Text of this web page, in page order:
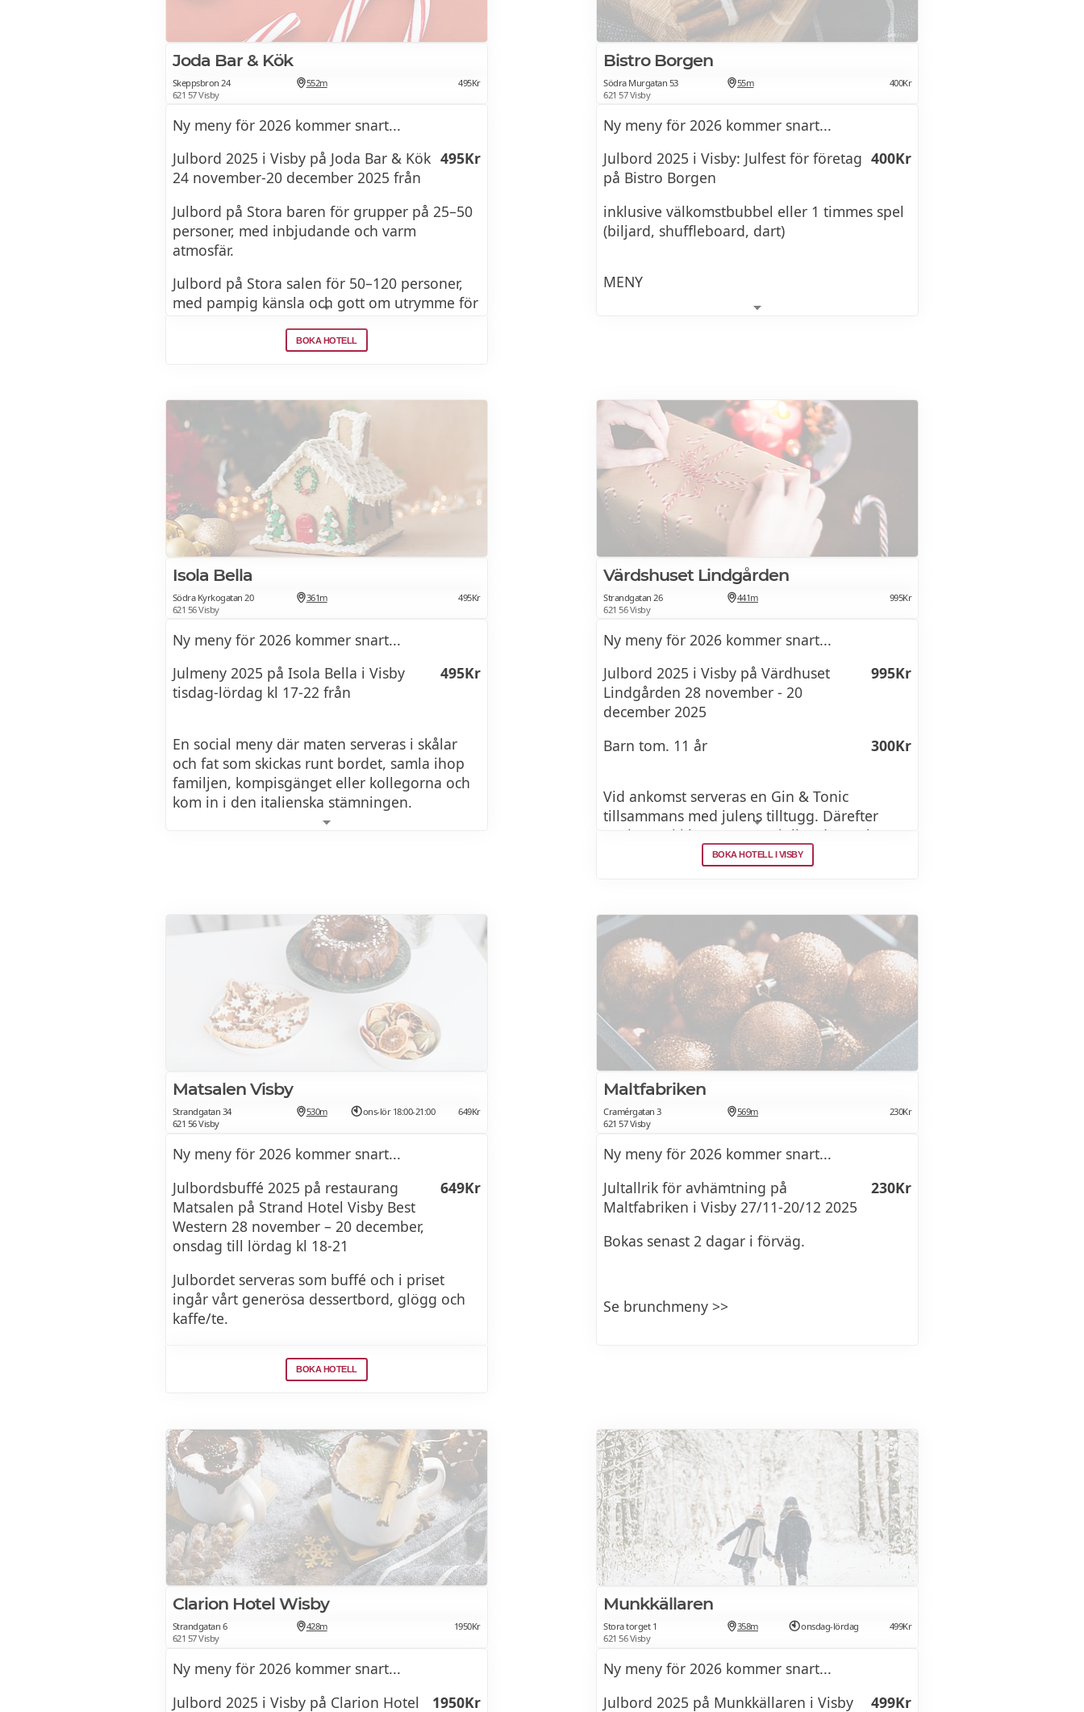
Joda Bar & Kök
Skeppsbron 24
621 57 Visby
552m 495Kr
Ny meny för 2026 kommer snart...
Julbord 2025 i Visby på Joda Bar & Kök
24 november-20 december 2025 från
495Kr
Julbord på Stora baren för grupper på 25–50
personer, med inbjudande och varm
atmosfär.
Julbord på Stora salen för 50–120 personer,
med pampig känsla och gott om utrymme för
Kvällen börjar med glöggmingel på vår
innergård, där eldkorgar och värmare skapar
julstämning, och fortsätter med klassiska
favoriter, gotländska delikatesser och ett
generöst gottebord fyllt av julens sötsaker.
BOKA HOTELL
Bistro Borgen
Södra Murgatan 53
621 57 Visby
55m 400Kr
Ny meny för 2026 kommer snart...
Julbord 2025 i Visby: Julfest för företag
på Bistro Borgen
400Kr
inklusive välkomstbubbel eller 1 timmes spel
(biljard, shuffleboard, dart)
MENY
Vegetarisk Toast Skagen
Fläskytterfilé med glöggkryddad rödvinssås,
kallslagen bearnaise & potatisbakelse
Ugnsbakad rotselleri med glöggkryddad sky,
kallslagen bearnaise & potatisbakelse
Glöggtiramisu
Isola Bella
Södra Kyrkogatan 20
621 56 Visby
361m 495Kr
Ny meny för 2026 kommer snart...
Julmeny 2025 på Isola Bella i Visby
tisdag-lördag kl 17-22 från
495Kr
En social meny där maten serveras i skålar
och fat som skickas runt bordet, samla ihop
familjen, kompisgänget eller kollegorna och
kom in i den italienska stämningen.
Grillat bröd med olika pålägg/röror
Caprese
Tomat och mozzarellasallad
Urval av våra charkuterier, ostar och
grönsaker
Pasta con filetto di manzo e tartufo
Pasta penne med lök, vitlök, soltorkad tomat,
tryffel, grädde och oxfilé
Tartufo con cioccolate fondente
Chokladtryffel
Bruschette miste
Grillat bröd med olika pålägg/röror
Antipasti misti
Urval av våra charkuterier, ostar och
grönsaker
Carpaccio
Tunna skivor av ryggbiff med tillbehör
Värdshuset Lindgården
Strandgatan 26
621 56 Visby
441m 995Kr
Ny meny för 2026 kommer snart...
Julbord 2025 i Visby på Värdhuset
Lindgården 28 november - 20
december 2025
995Kr
Barn tom. 11 år 300Kr
Vid ankomst serveras en Gin & Tonic
tillsammans med julens tilltugg. Därefter
avnjuter ni i lugn & ro ert julbord utan köer &
stress där ni njuter av en luftig och trivsam
ber er att respektera våra sittningstider.
BOKA HOTELL I VISBY
Matsalen Visby
Strandgatan 34
621 56 Visby
530m ons-lör 18:00-21:00 649Kr
Ny meny för 2026 kommer snart...
Julbordsbuffé 2025 på restaurang
Matsalen på Strand Hotel Visby Best
Western 28 november – 20 december,
onsdag till lördag kl 18-21
649Kr
Julbordet serveras som buffé och i priset
ingår vårt generösa dessertbord, glögg och
kaffe/te.
BOKA HOTELL
Maltfabriken
Cramérgatan 3
621 57 Visby
569m 230Kr
Ny meny för 2026 kommer snart...
Jultallrik för avhämtning på
Maltfabriken i Visby 27/11-20/12 2025
230Kr
Bokas senast 2 dagar i förväg.
Se brunchmeny >>
Clarion Hotel Wisby
Strandgatan 6
621 57 Visby
428m 1950Kr
Ny meny för 2026 kommer snart...
Julbord 2025 i Visby på Clarion Hotel
1950Kr
Munkkällaren
Stora torget 1
621 56 Visby
358m onsdag-lördag 499Kr
Ny meny för 2026 kommer snart...
Julbord 2025 på Munkkällaren i Visby
499Kr